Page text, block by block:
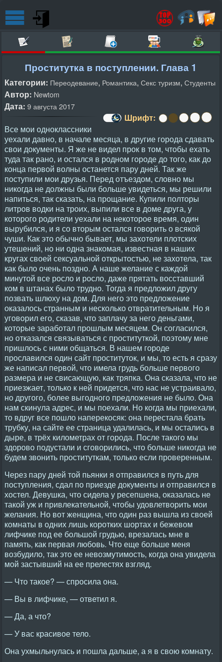
Проститутка в поступлении. Глава 1
Категории: Переодевание, Романтика, Секс туризм, Студенты
Автор: Newtom
Дата: 9 августа 2017
Шрифт:
Все мои одноклассники
уехали давно, в начале месяца, в другие города сдавать
свои документы. Я же не видел прок в том, чтобы ехать
туда так рано, и остался в родном городе до того, как до
конца первой волны останется пару дней. Так же
поступили мои друзья. Перед отъездом, словно мы
никогда не должны были больше увидеться, мы решили
напиться, так сказать, на прощание. Купили полторы
литров водки на троих, выпили все в доме друга, у
которого родители уехали на некоторое время, один
вырубился, и я со вторым остался говорить о всякой
чуши. Как это обычно бывает, мы захотели плотских
утешений, но ни одна знакомая, известная в наших
кругах своей сексуальной открытостью, не захотела, так
как было очень поздно. А наше желание с каждой
минутой все росло и росло, даже прятать восставший
ком в штанах было трудно. Тогда я предложил другу
позвать шлюху на дом. Для него это предложение
оказалось странным и несколько отвратительным. Но я
уговорил его, сказав, что заплачу за него деньгами,
которые заработал прошлым месяцем. Он согласился,
но отказался связываться с проституткой, поэтому мне
пришлось с ними общаться. В нашем городе
прославился один сайт проституток, и мы, то есть я сразу
же написал первой, что имела грудь больше первого
размера и не свисающую, как тряпка. Она сказала, что не
приезжает, только к ней придется, что нас не устраивало,
но другого, более выгодного предложения не было. Она
нам скинула адрес, и мы поехали. Но когда мы приехали,
то вдруг все пошло наперекосяк: она перестала брать
трубку, на сайте ее страница удалилась, и мы остались в
дыре, в трёх километрах от города. После такого мы
здорово подустали и сговорились, что больше никогда не
будем звонить проституткам, только если проверенным.
Через пару дней той пьянки я отправился в путь для
поступления, сдал по приезде документы и отправился в
хостел. Девушка, что сидела у ресепшена, оказалась не
такой уж и привлекательной, чтобы удовлетворить мои
желания. Но вот женщина, что один раз вышла из своей
комнаты в одних лишь коротких шортах и бежевом
лифчике под ее большой грудью, врезалась мне в
память, как первая любовь. Что еще больше меня
возбудило, так это ее невозмутимость, когда она увидела
мой застывший на ее прелестях взгляд.
— Что такое? — спросила она.
— Вы в лифчике, — ответил я.
— Да, а что?
— У вас красивое тело.
Она ухмыльнулась и пошла дальше, а я в свою комнату.